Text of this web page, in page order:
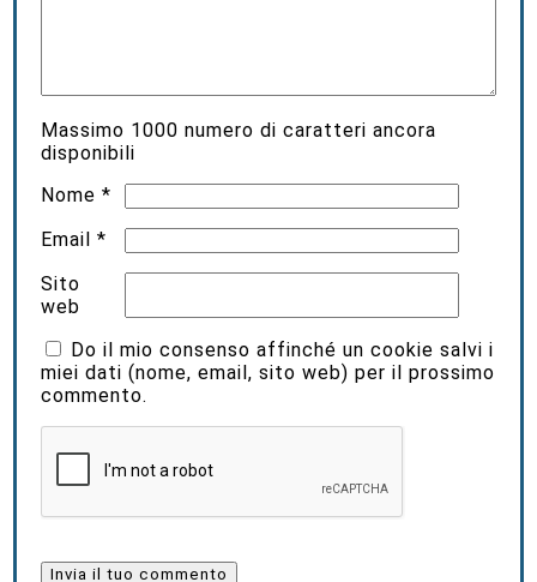
Massimo 1000 numero di caratteri ancora
disponibili
Nome*
Email*
Sito
web
Do il mio consenso affinché un cookie salvi i
miei dati (nome, email, sito web) per il prossimo
commento.